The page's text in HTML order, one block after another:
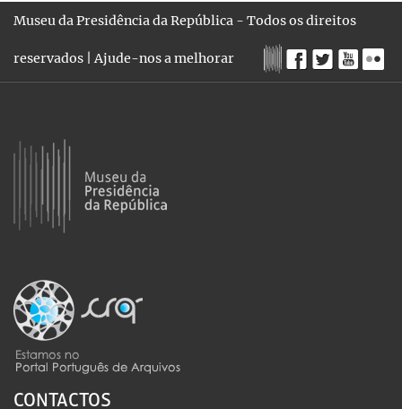
Museu da Presidência da República - Todos os direitos
reservados |Ajude-nos a melhorar
CONTACTOS